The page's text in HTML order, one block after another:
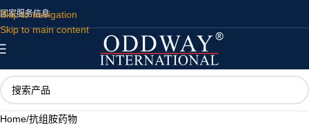
Skip to navigation
Skip to main content
国家服务信息
Home/抗组胺药物